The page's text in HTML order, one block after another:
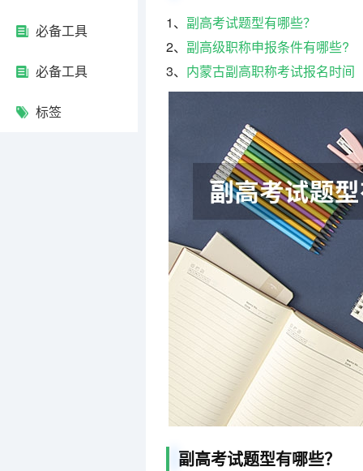
必备工具
必备工具
标签
1、 副高考试题型有哪些？
2、 副高级职称申报条件有哪些?
3、 内蒙古副高职称考试报名时间
副高考试题型有哪些？